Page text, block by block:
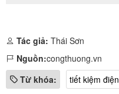
Tác giả: Thái Sơn
Nguồn:congthuong.vn
Từ khóa:
tiết kiệm điện